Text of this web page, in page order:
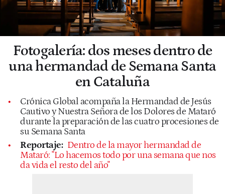
Fotogalería: dos meses dentro de
una hermandad de Semana Santa
en Cataluña
Crónica Global acompaña la Hermandad de Jesús
Cautivo y Nuestra Señora de los Dolores de Mataró
durante la preparación de las cuatro procesiones de
su Semana Santa
Reportaje: Dentro de la mayor hermandad de
Mataró: "Lo hacemos todo por una semana que nos
da vida el resto del año"